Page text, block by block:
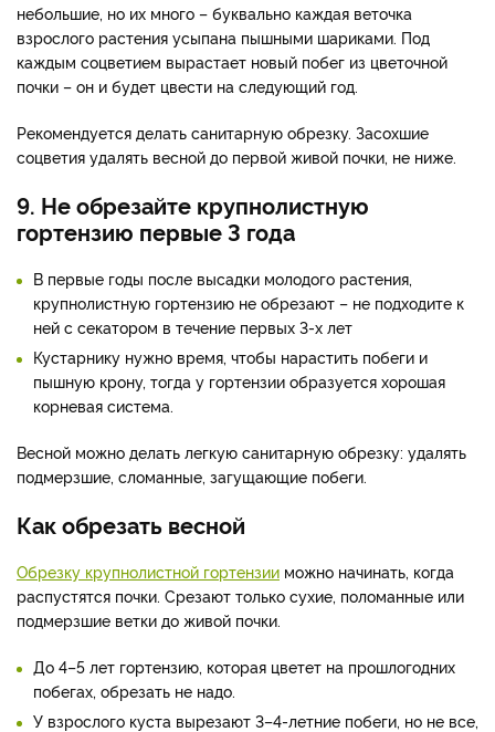
небольшие, но их много – буквально каждая веточка
взрослого растения усыпана пышными шариками. Под
каждым соцветием вырастает новый побег из цветочной
почки – он и будет цвести на следующий год.
Рекомендуется делать санитарную обрезку. Засохшие
соцветия удалять весной до первой живой почки, не ниже.
9. Не обрезайте крупнолистную
гортензию первые 3 года
В первые годы после высадки молодого растения,
крупнолистную гортензию не обрезают – не подходите к
ней с секатором в течение первых 3-х лет
Кустарнику нужно время, чтобы нарастить побеги и
пышную крону, тогда у гортензии образуется хорошая
корневая система.
Весной можно делать легкую санитарную обрезку: удалять
подмерзшие, сломанные, загущающие побеги.
Как обрезать весной
Обрезку крупнолистной гортензии можно начинать, когда
распустятся почки. Срезают только сухие, поломанные или
подмерзшие ветки до живой почки.
До 4–5 лет гортензию, которая цветет на прошлогодних
побегах, обрезать не надо.
У взрослого куста вырезают 3–4-летние побеги, но не все,